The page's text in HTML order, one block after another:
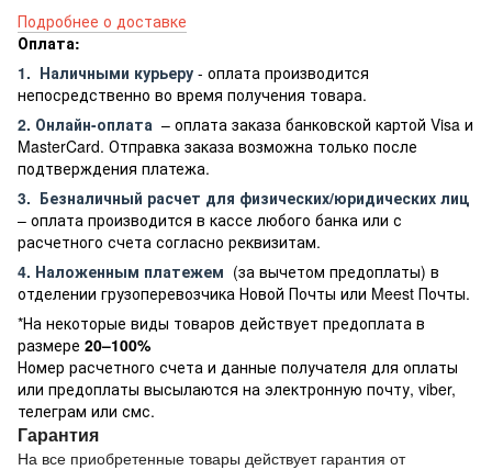
Подробнее о доставке
Оплата:
1. Наличными курьеру - оплата производится
непосредственно во время получения товара.
2. Онлайн-оплата – оплата заказа банковской картой Visa и
MasterCard. Отправка заказа возможна только после
подтверждения платежа.
3. Безналичный расчет для физических/юридических лиц
– оплата производится в кассе любого банка или с
расчетного счета согласно реквизитам.
4. Наложенным платежем (за вычетом предоплаты) в
отделении грузоперевозчика Новой Почты или Meest Почты.
*На некоторые виды товаров действует предоплата в
размере 20–100%
Номер расчетного счета и данные получателя для оплаты
или предоплаты высылаются на электронную почту, viber,
телеграм или смс.
Гарантия
На все приобретенные товары действует гарантия от